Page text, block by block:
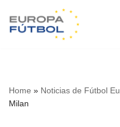
Saltar
Home » Noticias de Fútbol
Milan